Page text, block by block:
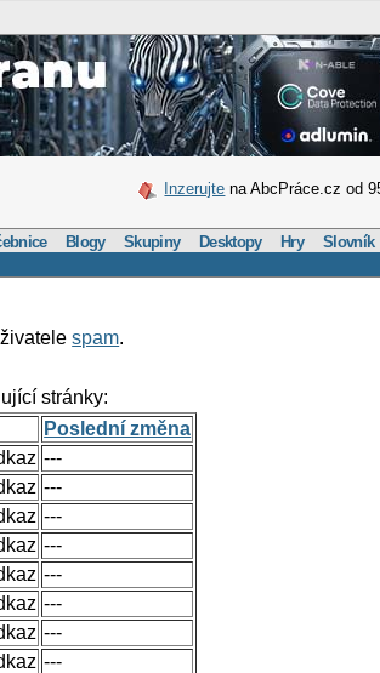
Inzerujte na AbcPráce.cz od
Blogy Skupiny Desktopy Hry Slovník
spam.
stránky:
Poslední změna
---
---
---
---
---
---
---
---